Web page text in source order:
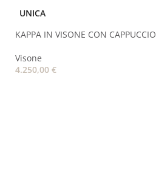
UNICA
KAPPA IN VISONE CON CAPPUCCIO
Visone
4.250,00€